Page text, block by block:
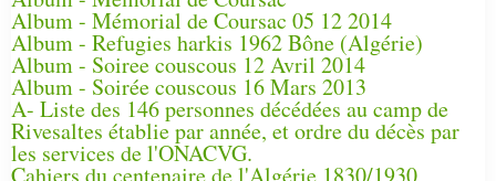
Album - Mémorial de Coursac 05 12 2014
Album - Refugies harkis 1962 Bône (Algérie)
Album - Soiree couscous 12 Avril 2014
Album - Soirée couscous 16 Mars 2013
A- Liste des 146 personnes décédées au camp de
Rivesaltes établie par année, et ordre du décès par
les services de l'ONACVG.
Cahiers du centenaire de l'Algérie 1830/1930